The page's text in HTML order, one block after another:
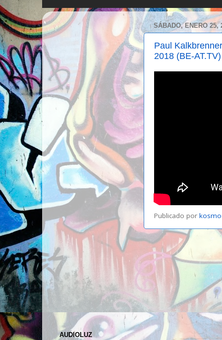
SÁBADO, ENERO 25,
Paul
2018 (BE-AT.TV)
Publicado por
AUDIOLUZ